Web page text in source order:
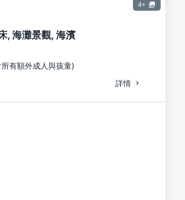
4+
, 海灘景觀, 海濱
有額外成人與孩童)
詳情